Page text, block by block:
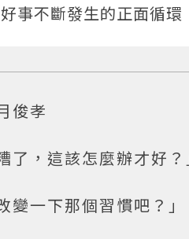
事不斷發生的正面循環
俊孝
了，這該怎麼辦才好？
變一下那個習慣吧？」